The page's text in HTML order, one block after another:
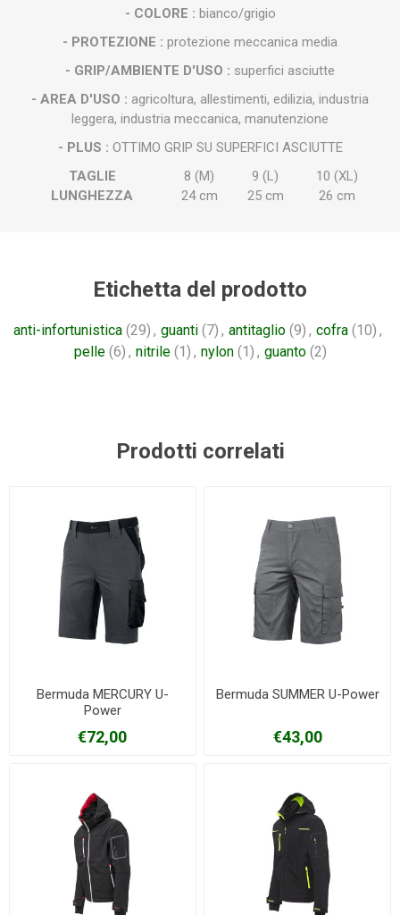
- COLORE : bianco/grigio
- PROTEZIONE : protezione meccanica media
- GRIP/AMBIENTE D'USO : superfici asciutte
- AREA D'USO : agricoltura, allestimenti, edilizia, industria
leggera, industria meccanica, manutenzione
- PLUS : OTTIMO GRIP SU SUPERFICI ASCIUTTE
TAGLIE
8 (M) 9 (L)
10 (XL)
LUNGHEZZA
24 cm 25 cm 26 cm
Etichetta del prodotto
anti-infortunistica (29) , guanti (7) , antitaglio (9) , cofra (10) ,
pelle (6) , nitrile (1) , nylon (1) , guanto (2)
Prodotti correlati
Bermuda MERCURY U-
Power
€72,00
Bermuda SUMMER U-Power
€43,00